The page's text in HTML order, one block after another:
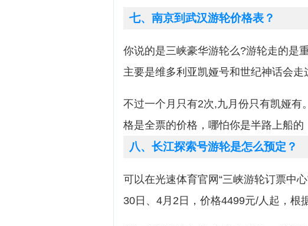
七、南京到武汉游轮价格表？
你说的是三峡豪华游轮么?游轮走的是
主要是维多利亚凯娅号和世纪神话会走
不过一个月只有2次,九月份只有凯娅有
格是全票的价格，哪怕你是半路上船的
八、长江探索号游轮是怎么预定？
可以在光速体育官网“三峡游轮订票中
30日、4月2日，价格4499元/人起，根